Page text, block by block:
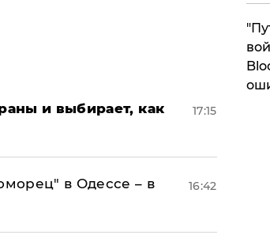
и выбирает, как
17:15
в Одессе – в
16:42